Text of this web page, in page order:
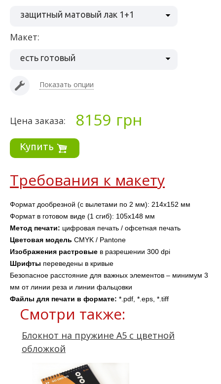
защитный матовый лак 1+1
Макет:
есть готовый
Показать опции
Цена заказа: 8159 грн
Купить
Требования к макету
Формат дообрезной (с вылетами по 2 мм): 214х152 мм
Формат в готовом виде (1 сгиб): 105х148 мм
Метод печати: цифровая печать / офсетная печать
Цветовая модель CMYK / Pantone
Изображения растровые в разрешении 300 dpi
Шрифты переведены в кривые
Безопасное расстояние для важных элементов – минимум 3
мм от линии реза и линии фальцовки
Файлы для печати в формате: *.pdf, *.eps, *.tiff
Смотри также:
Блокнот на пружине А5 с цветной
обложкой